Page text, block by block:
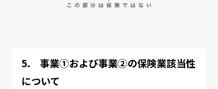
事業①および事業②の保険業該当性
について